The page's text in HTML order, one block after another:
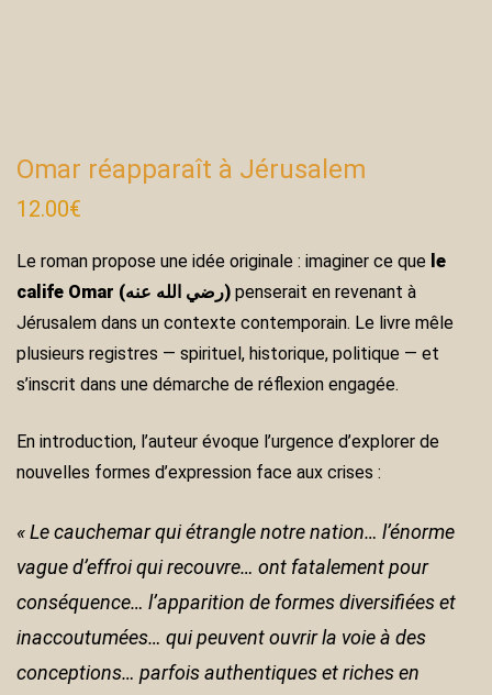
Omar réapparaît à Jérusalem
12.00€
Le roman propose une idée originale : imaginer ce que le
calife Omar (رضي الله عنه) penserait en revenant à
Jérusalem dans un contexte contemporain. Le livre mêle
plusieurs registres — spirituel, historique, politique — et
s’inscrit dans une démarche de réflexion engagée.
En introduction, l’auteur évoque l’urgence d’explorer de
nouvelles formes d’expression face aux crises :
« Le cauchemar qui étrangle notre nation… l’énorme
vague d’effroi qui recouvre… ont fatalement pour
conséquence… l’apparition de formes diversifiées et
inaccoutumées… qui peuvent ouvrir la voie à des
conceptions… parfois authentiques et riches en